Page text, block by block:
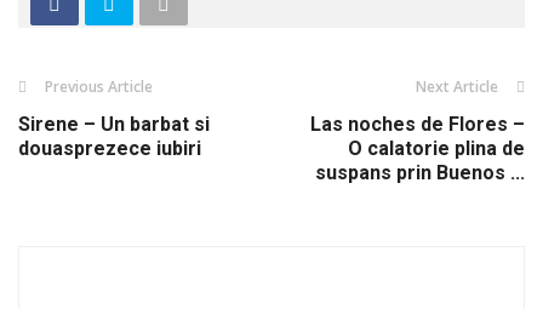
Previous Article
Sirene – Un barbat si
douasprezece iubiri
Next Article
Las noches de Flores –
O calatorie plina de
suspans prin Buenos ...